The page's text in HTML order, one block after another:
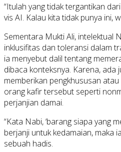
“Itulah yang tidak tergantikan
vis AI. Kalau kita tidak punya ini,
Sementara Mukti Ali, intelektual
inklusifitas dan toleransi dalam
ia menyebut dalil tentang
dibaca konteksnya. Karena, ada
memberikan pengkhususan
orang kafir tersebut seperti
perjanjian damai.
“Kata Nabi, ‘barang siapa yang
berjanji untuk kedamaian, maka
sebuah hadis.